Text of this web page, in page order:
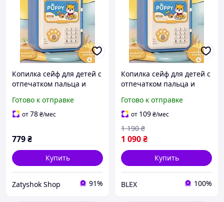
Копилка сейф для детей с
отпечатком пальца и
денег электронная от
батареек 14х10.5х24 см
Готово к отправке
от78₴/мес
779₴
Купить
Zatyshok Shop 91%
Копилка сейф для детей с
отпечатком пальца и
денег электронная от
батареек 14х10.5х24 см
HP12265BL
Готово к отправке
от 109₴/мес
1 090₴
1 190 ₴
Купить
BLEX 100%